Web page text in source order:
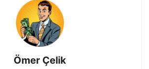
Ömer Çelik